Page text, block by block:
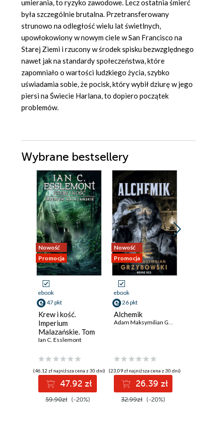
umierania, to ryzyko zawodowe. Lecz ostatnia śmierć
była szczególnie brutalna. Przetransferowany
strunowo na odległość wielu lat świetlnych,
upowłokowiony w nowym ciele w San Francisco na
Starej Ziemi i rzucony w środek spisku bezwzględnego
nawet jak na standardy społeczeństwa, które
zapomniało o wartości ludzkiego życia, szybko
uświadamia sobie, że pocisk, który wybił dziurę w jego
piersi na Świecie Harlana, to dopiero początek
problemów.
Wybrane bestsellery
Nowość
Promocja
ebook
47 pkt
Krew i kość.
Imperium
Malazańskie. Tom
5
Ian C. Esslemont
(46,12 zł najniższa cena z 30 dni)
47.92 zł
59.90zł (-20%)
Nowość
Promocja
ebook
26 pkt
Alchemik
Adam Maksymilian Grzybowski
(23,09 zł najniższa cena z 30 dni)
26.39 zł
32.99zł (-20%)